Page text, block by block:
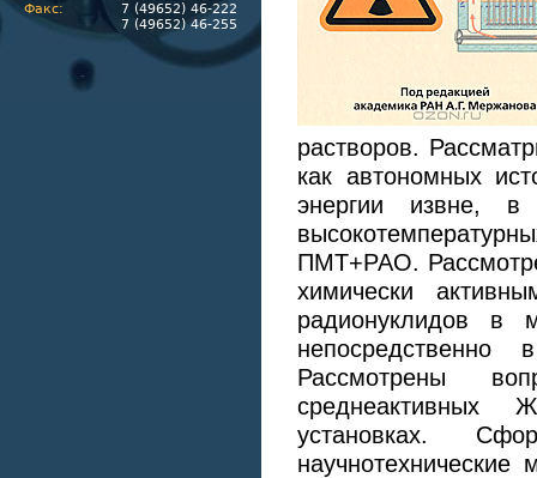
Факс:
7 (49652) 46-222
7 (49652) 46-255
растворов.
как автономных
энергии извне, в
ПМТ+РАО.
химически
радионуклидов в
Рассмотрены
среднеактивных
установках.